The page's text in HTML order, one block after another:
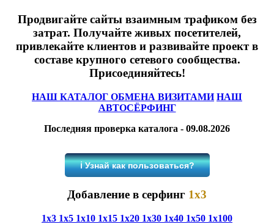
Продвигайте сайты взаимным трафиком без
затрат. Получайте живых посетителей,
привлекайте клиентов и развивайте проект в
составе крупного сетевого сообщества.
Присоединяйтесь!
НАШ КАТАЛОГ ОБМЕНА ВИЗИТАМИ НАШ
АВТОСЁРФИНГ
Последняя проверка каталога - 09.08.2026
ℹ️ Узнай как пользоваться?
Добавление в серфинг 1x3
1x3 1x5 1x10 1x15 1x20 1x30 1x40 1x50 1x100